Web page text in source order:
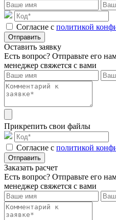
Cогласие с политикой
Отправить
Оставить заявку
Есть вопрос? Отправьте его
менеджер свяжется с вами
Прикрепить свои файлы
Cогласие с политикой
Отправить
Заказать расчет
Есть вопрос? Отправьте его
менеджер свяжется с вами